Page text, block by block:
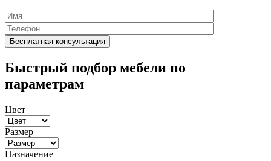
Быстрый подбор мебели по
параметрам
Цвет
Размер
Назначение